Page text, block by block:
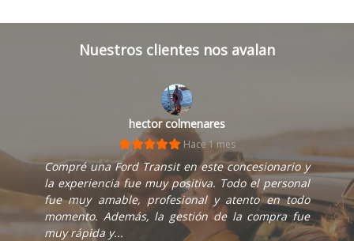
Nuestros clientes nos avalan
hector colmenares
Hace 1 mes
Compré una Ford Transit en este concesionario y
la experiencia fue muy positiva. Todo el personal
fue muy amable, profesional y atento en todo
momento. Además, la gestión de la compra fue
muy rápida y...